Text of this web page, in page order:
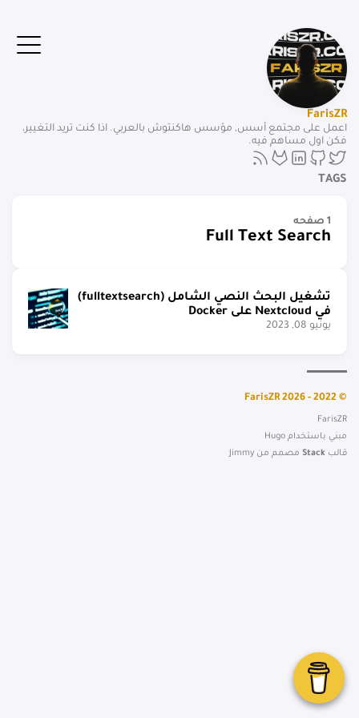
FarisZR
اعمل على مجتمع أسس, مؤسس هاكنتوش بالعربي. اذا كنت تريد التغيير،
فكن اول مساهم فيه.
TAGS
1 صفحه
Full Text Search
تشغيل البحث النصي الشامل (fulltextsearch)
في Nextcloud على Docker
يونيو 08, 2023
© 2022 - 2026 FarisZR
FarisZR
مبني باستخدام Hugo
قالب Stack مصمم من Jimmy